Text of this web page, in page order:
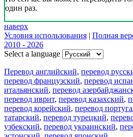
один раз.
наверх
Условия использования | Полная
2010 - 2026
Select a language
Перевод английский, перевод
перевод французский, перевод
итальянский, перевод
перевод иврит, перевод казахский,
перевод корейский, перевод
татарский, перевод турецкий,
узбекский, перевод украинский,